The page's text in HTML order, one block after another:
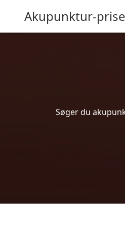
Akupunktur-
Søger du